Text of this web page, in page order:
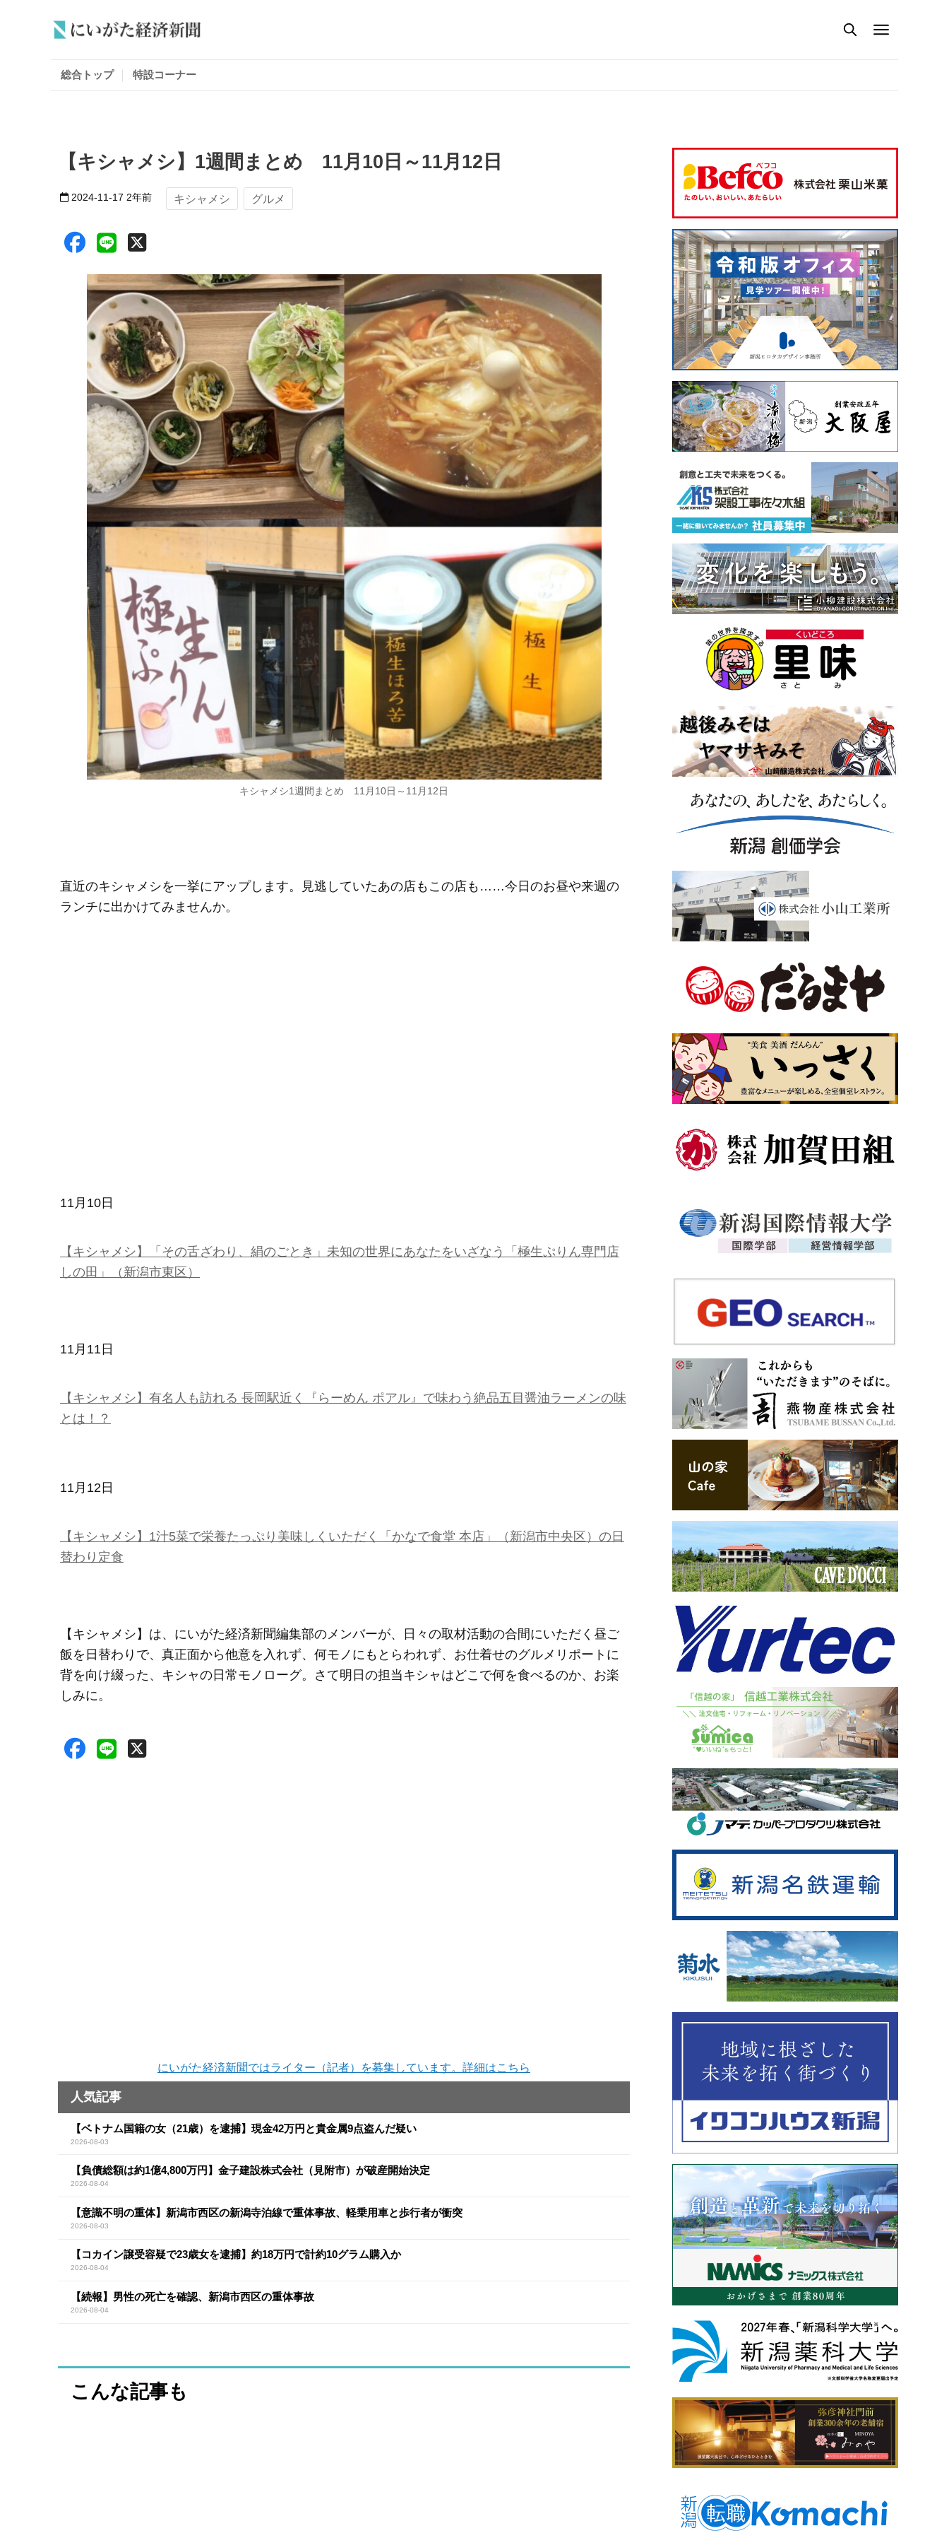
総合トップ 特設コーナー
【キシャメシ】1週間まとめ 11月10日～11月12日
2024-11-17 2年前 キシャメシ グルメ
キシャメシ1週間まとめ 11月10日～11月12日
直近のキシャメシを一挙にアップします。見逃していたあの店もこの店も……今日のお昼や来週の
ランチに出かけてみませんか。
11月10日
【キシャメシ】「その舌ざわり、絹のごとき」未知の世界にあなたをいざなう「極生ぷりん専門店
しの田」（新潟市東区）
11月11日
【キシャメシ】有名人も訪れる 長岡駅近く『らーめん ポアル』で味わう絶品五目醤油ラーメンの味
とは！？
11月12日
【キシャメシ】1汁5菜で栄養たっぷり美味しくいただく「かなで食堂 本店」（新潟市中央区）の日
替わり定食
【キシャメシ】は、にいがた経済新聞編集部のメンバーが、日々の取材活動の合間にいただく昼ご
飯を日替わりで、真正面から他意を入れず、何モノにもとらわれず、お仕着せのグルメリポートに
背を向け綴った、キシャの日常モノローグ。さて明日の担当キシャはどこで何を食べるのか、お楽
しみに。
にいがた経済新聞ではライター（記者）を募集しています。詳細はこちら
人気記事
【ベトナム国籍の女（21歳）を逮捕】現金42万円と貴金属9点盗んだ疑い
2026-08-03
【負債総額は約1億4,800万円】金子建設株式会社（見附市）が破産開始決定
2026-08-04
【意識不明の重体】新潟市西区の新潟寺泊線で重体事故、軽乗用車と歩行者が衝突
2026-08-03
【コカイン譲受容疑で23歳女を逮捕】約18万円で計約10グラム購入か
2026-08-04
【続報】男性の死亡を確認、新潟市西区の重体事故
2026-08-04
こんな記事も